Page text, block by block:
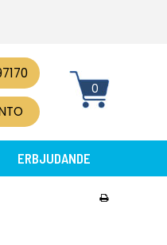
0
ERBJUDANDE